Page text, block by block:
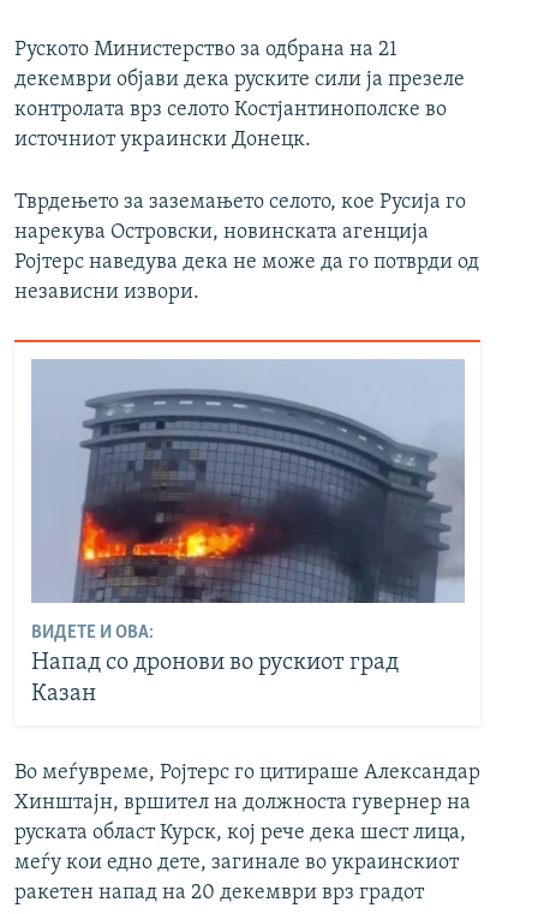
Руското Министерство за одбрана на 21
декември објави дека руските сили ја презеле
контролата врз селото Костјантинополске во
источниот украински Донецк.
Тврдењето за заземањето селото, кое Русија го
нарекува Островски, новинската агенција
Ројтерс наведува дека не може да го потврди од
независни извори.
ВИДЕТЕ И ОВА:
Напад со дронови во рускиот град
Казан
Во меѓувреме, Ројтерс го цитираше Александар
Хинштајн, вршител на должноста гувернер на
руската област Курск, кој рече дека шест лица,
меѓу кои едно дете, загинале во украинскиот
ракетен напад на 20 декември врз градот